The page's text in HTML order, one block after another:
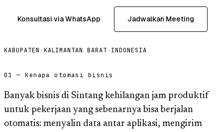
Konsultasi via WhatsApp Jadwalkan Meeting
KABUPATEN ·KALIMANTAN BARAT · INDONESIA
01 — Kenapa otomasi bisnis
Banyak bisnis di Sintang kehilangan jam produktif
untuk pekerjaan yang sebenarnya bisa berjalan
otomatis: menyalin data antar aplikasi, mengirim